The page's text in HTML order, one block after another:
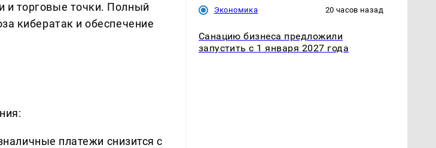
и торговые точки. Полный
кибератак и обеспечение
платежи снизится с
Экономика 20 часов назад
Санацию бизнеса предложили
запустить с 1 января 2027 года